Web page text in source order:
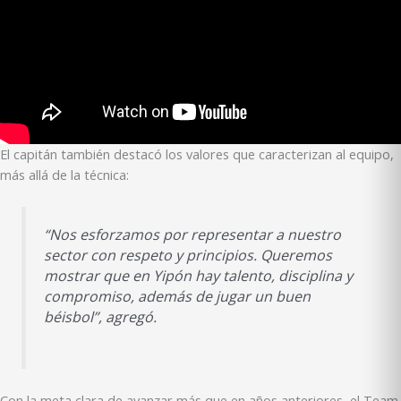
El capitán también destacó los valores que caracterizan al equipo,
más allá de la técnica:
“Nos esforzamos por representar a nuestro
sector con respeto y principios. Queremos
mostrar que en Yipón hay talento, disciplina y
compromiso, además de jugar un buen
béisbol”, agregó.